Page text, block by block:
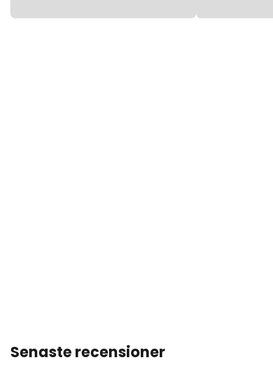
Senaste recensioner